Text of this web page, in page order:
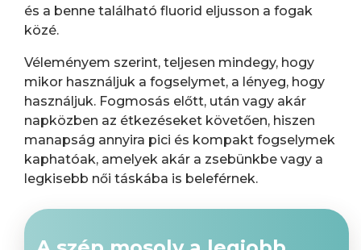
és a benne található fluorid eljusson a fogak
közé.
Véleményem szerint, teljesen mindegy, hogy
mikor használjuk a fogselymet, a lényeg, hogy
használjuk. Fogmosás előtt, után vagy akár
napközben az étkezéseket követően, hiszen
manapság annyira pici és kompakt fogselymek
kaphatóak, amelyek akár a zsebünkbe vagy a
legkisebb női táskába is beleférnek.